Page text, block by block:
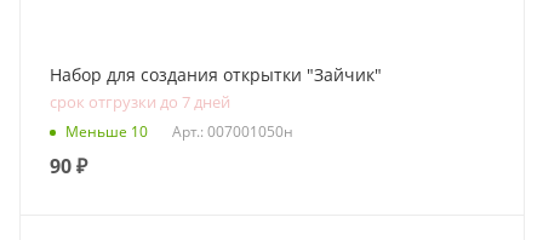
Набор для создания открытки "Зайчик"
срок отгрузки до 7 дней
Меньше 10 Арт.: 007001050н
90₽